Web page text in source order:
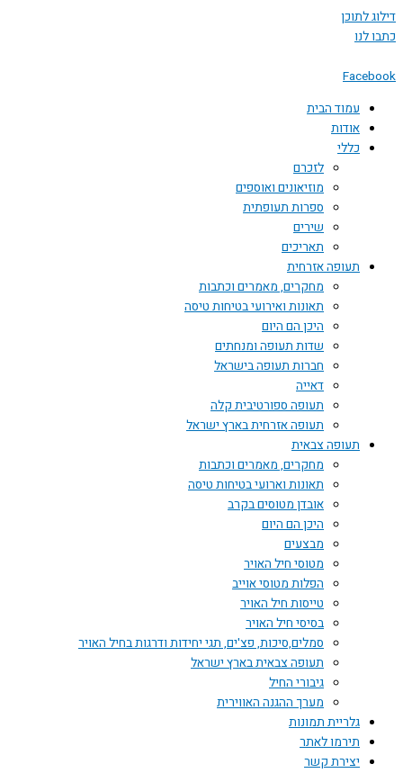
דילוג לתוכן
כתבו לנו
Facebook
עמוד הבית
אודות
כללי
לזכרם
מוזיאונים ואוספים
ספרות תעופתית
שירים
תאריכים
תעופה אזרחית
מחקרים, מאמרים וכתבות
תאונות ואירועי בטיחות טיסה
היכן הם היום
שדות תעופה ומנחתים
חברות תעופה בישראל
דאייה
תעופה ספורטיבית קלה
תעופה אזרחית בארץ ישראל
תעופה צבאית
מחקרים, מאמרים וכתבות
תאונות וארועי בטיחות טיסה
אובדן מטוסים בקרב
היכן הם היום
מבצעים
מטוסי חיל האויר
הפלות מטוסי אוייב
טייסות חיל האויר
בסיסי חיל האויר
סמלים,סיכות, פצ'ים, תגי יחידות ודרגות בחיל האויר
תעופה צבאית בארץ ישראל
גיבורי החיל
מערך ההגנה האווירית
גלריית תמונות
תירמו לאתר
יצירת קשר